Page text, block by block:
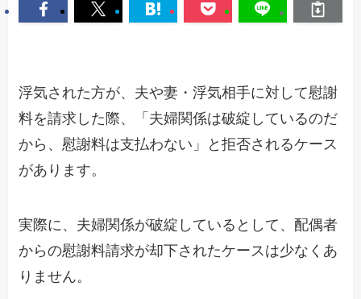
浮気された方が、夫や妻・浮気相手に対して慰謝
料を請求した際、「夫婦関係は破綻しているのだ
から、慰謝料は支払わない」と拒否されるケース
があります。
実際に、夫婦関係が破綻しているとして、配偶者
からの慰謝料請求が却下されたケースは少なくあ
りません。